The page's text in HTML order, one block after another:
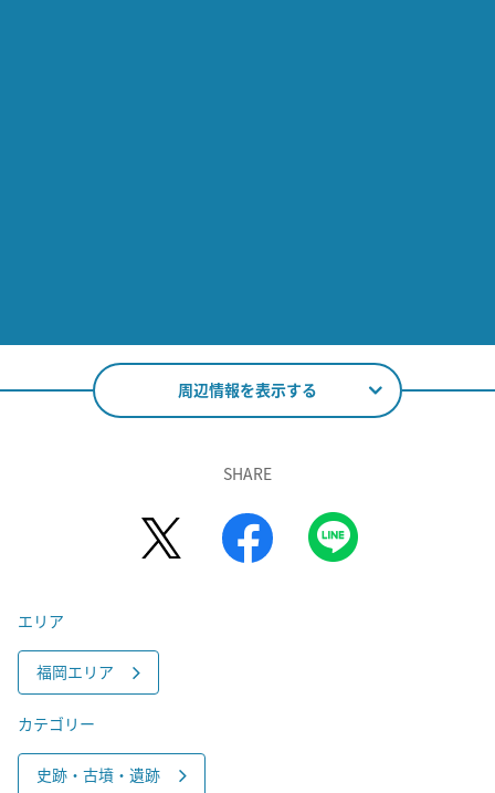
周辺情報を表示する
SHARE
エリア
福岡エリア
カテゴリー
史跡・古墳・遺跡